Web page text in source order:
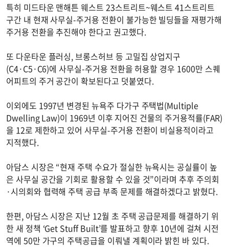
특히 미드타운 맨해튼 웨스트 23스트리트~웨스트 41스트리트
구간 내 현재 사무실-주거용 전환이 불가능한 빌딩들을 재평가해
주거용 전환을 추진해야 한다고 권고했다.
또 다운타운 플러싱, 브롱스허브 등 고밀집 상업지구
(C4·C5·C6)에 사무실-주거용 전환을 허용할 경우 1600만 스퀘
어피트의 주거 공간이 확보된다고 덧붙였다.
이외에도 1997년 변경된 뉴욕주 다가구 주택법(Multiple
Dwelling Law)이 1969년 이후 지어진 건물의 주거용적률(FAR)
을 12로 제한하고 있어 사무실-주거용 전환이 비실용적이라고
지적했다.
아담스 시장은 “현재 주택 수요가 절실한 뉴욕시는 공실률이 높
은 사무실 공간을 기회로 활용할 수 있을 것”이라며 추후 주의회
·시의회와 협력해 주택 공급 부족 문제를 해결하겠다고 밝혔다.
한편, 아담스 시장은 지난 12월 초 주택 공급문제를 해결하기 위
한 새 정책 ‘Get Stuff Built’를 발표하고 향후 10년에 걸쳐 시전
역에 50만 가구의 주택공급을 이뤄낼 계획이라 밝힌 바 있다.